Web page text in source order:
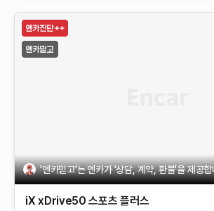
'엔카믿고'는 엔카가 '상담, 계약, 환불'을 제공합
iX xDrive50 스포츠 플러스